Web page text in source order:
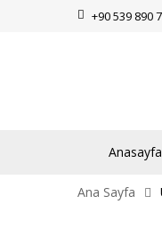
+90 539 890
Anasayfa
Ana Sayfa